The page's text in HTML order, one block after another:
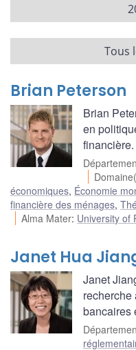
Tous
Brian Peterson
Brian
en
financière.
économiques, Économie
financière des ménages,
Alma Mater: University of
Janet Hua
Janet
recherche
bancaires